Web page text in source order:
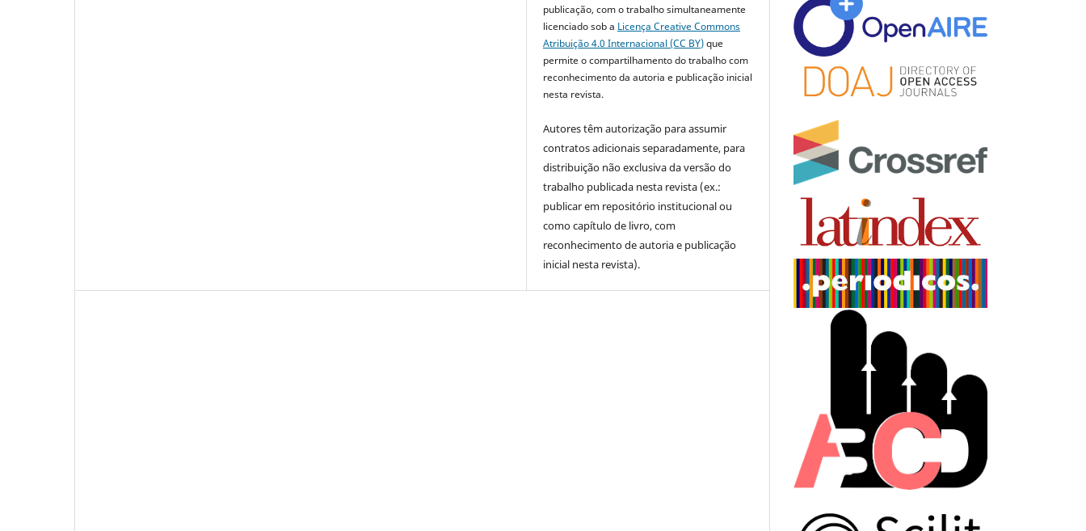
publicação, com o trabalho simultaneamente
licenciado sob a Licença Creative Commons
Atribuição 4.0 Internacional (CC BY)que
permite o compartilhamento do trabalho com
reconhecimento da autoria e publicação inicial
nesta revista.
Autores têm autorização para assumir
contratos adicionais separadamente, para
distribuição não exclusiva da versão do
trabalho publicada nesta revista (ex.:
publicar em repositório institucional ou
como capítulo de livro, com
reconhecimento de autoria e publicação
inicial nesta revista).